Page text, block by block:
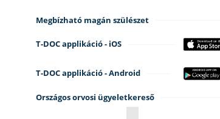
Megbízható magán szülészet
T-DOC applikáció - iOS
T-DOC applikáció - Android
Országos orvosi ügyeletkereső